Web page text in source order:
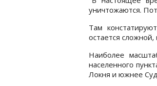
уничтожаются.
Там
остается
Наиболее
населенного
Локня и южнее